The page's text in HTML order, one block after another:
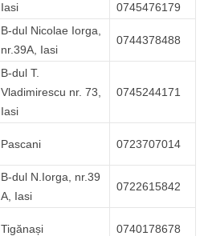
Iasi 0745476179
B-dul Nicolae Iorga,
nr.39A, Iasi
0744378488
B-dul T.
Vladimirescu nr. 73,
Iasi
0745244171
Pascani 0723707014
B-dul N.Iorga, nr.39
A, Iasi
0722615842
Tigănași 0740178678